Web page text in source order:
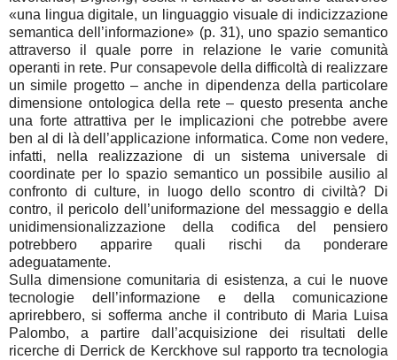
«una lingua digitale, un linguaggio visuale di indicizzazione
semantica dell’informazione» (p. 31), uno spazio semantico
attraverso il quale porre in relazione le varie comunità
operanti in rete. Pur consapevole della difficoltà di realizzare
un simile progetto – anche in dipendenza della particolare
dimensione ontologica della rete – questo presenta anche
una forte attrattiva per le implicazioni che potrebbe avere
ben al di là dell’applicazione informatica. Come non vedere,
infatti, nella realizzazione di un sistema universale di
coordinate per lo spazio semantico un possibile ausilio al
confronto di culture, in luogo dello scontro di civiltà? Di
contro, il pericolo dell’uniformazione del messaggio e della
unidimensionalizzazione della codifica del pensiero
potrebbero apparire quali rischi da ponderare
adeguatamente.
Sulla dimensione comunitaria di esistenza, a cui le nuove
tecnologie dell’informazione e della comunicazione
aprirebbero, si sofferma anche il contributo di Maria Luisa
Palombo, a partire dall’acquisizione dei risultati delle
ricerche di Derrick de Kerckhove sul rapporto tra tecnologia